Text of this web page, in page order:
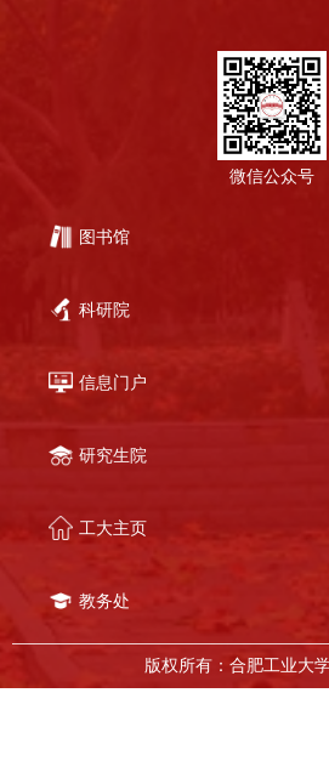
微信公众号
图书馆
科研院
信息门户
研究生院
工大主页
教务处
版权所有：合肥工业大